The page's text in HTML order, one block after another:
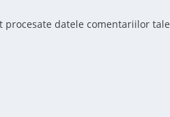
procesate datele comentariilor tale